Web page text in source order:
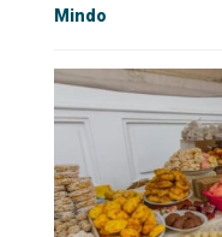
Mindo